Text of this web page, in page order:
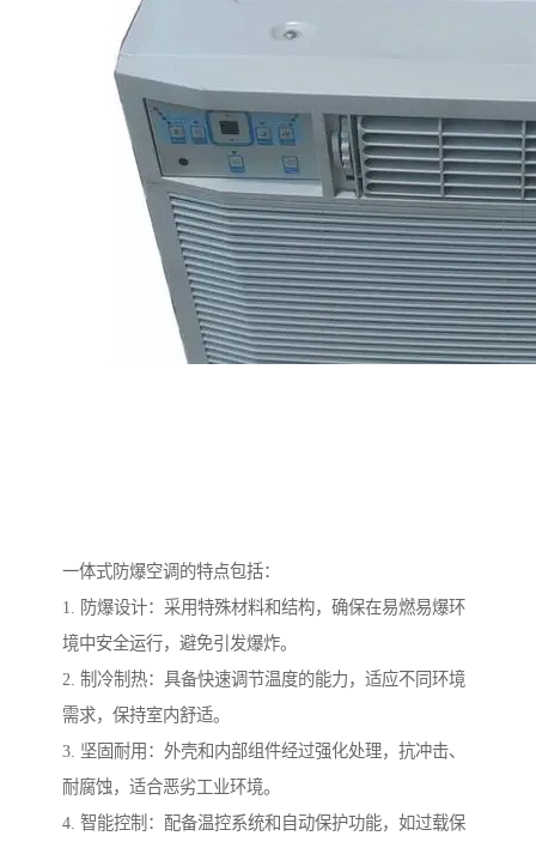
一体式防爆空调的特点包括：
1. 防爆设计：采用特殊材料和结构，确保在易燃易爆环
境中安全运行，避免引发爆炸。
2. 制冷制热：具备快速调节温度的能力，适应不同环境
需求，保持室内舒适。
3. 坚固耐用：外壳和内部组件经过强化处理，抗冲击、
耐腐蚀，适合恶劣工业环境。
4. 智能控制：配备温控系统和自动保护功能，如过载保